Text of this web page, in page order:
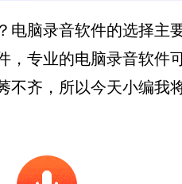
电脑录音软件的选择主
专业的电脑录音软件
齐，所以今天小编我